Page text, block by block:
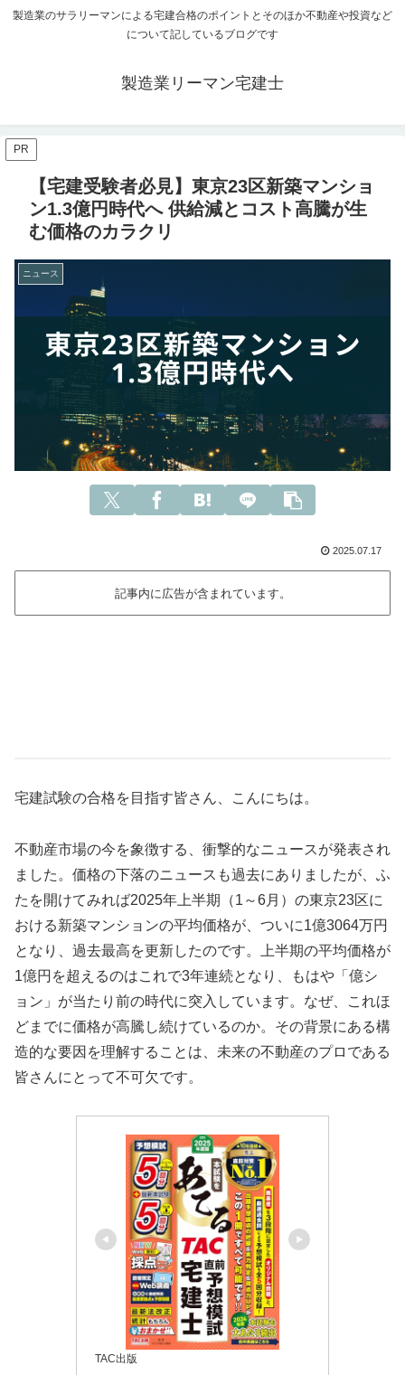
製造業のサラリーマンによる宅建合格のポイントとそのほか不動産や投資など
について記しているブログです
製造業リーマン宅建士
PR
【宅建受験者必見】東京23区新築マンショ
ン1.3億円時代へ 供給減とコスト高騰が生
む価格のカラクリ
ニュース
2025.07.17
記事内に広告が含まれています。
宅建試験の合格を目指す皆さん、こんにちは。
不動産市場の今を象徴する、衝撃的なニュースが発表され
ました。価格の下落のニュースも過去にありましたが、ふ
たを開けてみれば2025年上半期（1～6月）の東京23区に
おける新築マンションの平均価格が、ついに1億3064万円
となり、過去最高を更新したのです。上半期の平均価格が
1億円を超えるのはこれで3年連続となり、もはや「億シ
ョン」が当たり前の時代に突入しています。なぜ、これほ
どまでに価格が高騰し続けているのか。その背景にある構
造的な要因を理解することは、未来の不動産のプロである
皆さんにとって不可欠です。
TAC出版